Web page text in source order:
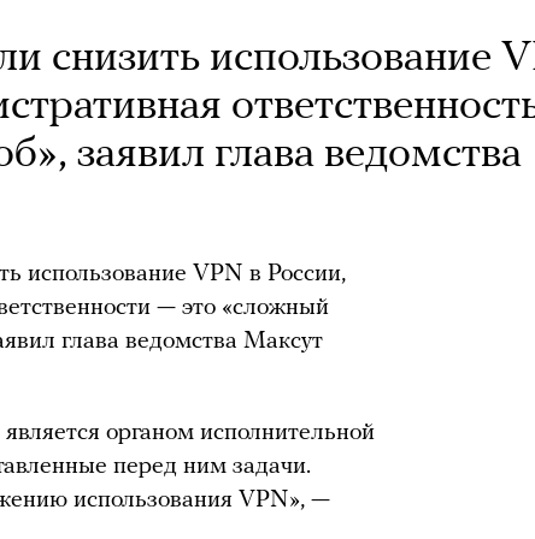
снизить использование
заявил глава ведомства
использование VPN в России,
— это «сложный
глава ведомства Максут
органом исполнительной
перед ним задачи.
использования VPN», —